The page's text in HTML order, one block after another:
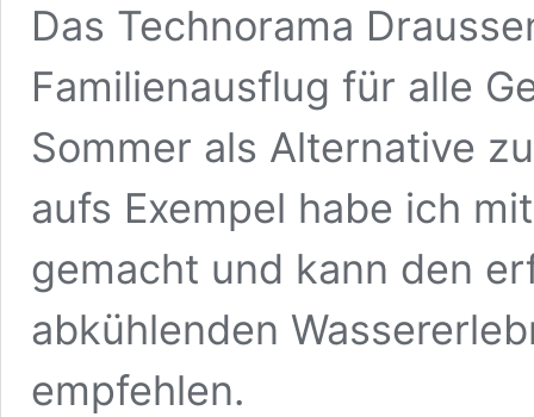
Das Technorama
Familienausflug für alle
Sommer als Alternative
aufs Exempel habe ich
gemacht und kann den
abkühlenden
empfehlen.